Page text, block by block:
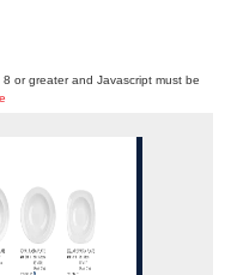
or greater and Javascript must be